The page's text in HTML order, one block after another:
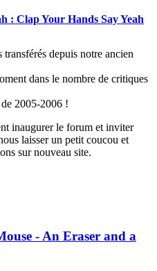
: Clap Your Hands Say Yeah
depuis notre ancien
dans le nombre de critiques
2005-2006 !
inaugurer le forum et inviter
laisser un petit coucou et
sur nouveau site.
- An Eraser and a